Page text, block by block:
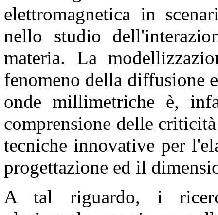
elettromagnetica in
nello studio
materia. La
fenomeno della diffusione
onde millimetriche è,
comprensione delle
tecniche innovative per
progettazione ed il
A tal riguardo, i